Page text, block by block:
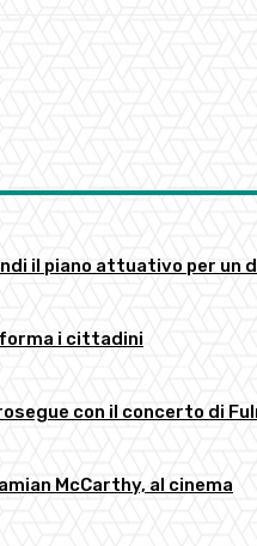
il piano attuativo per un
i cittadini
con il concerto di
McCarthy, al cinema